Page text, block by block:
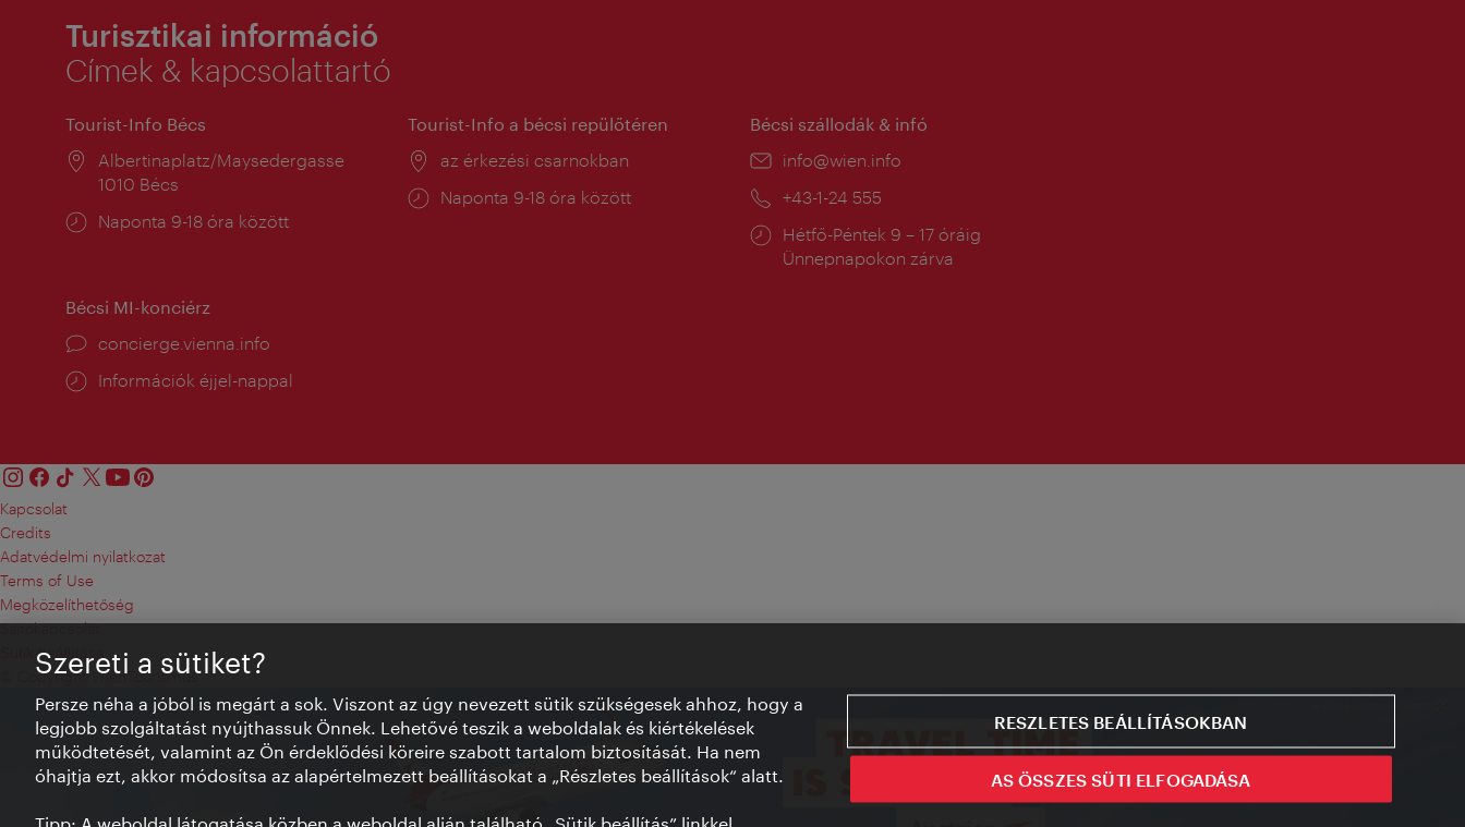
Turisztikai információ
Címek & kapcsolattartó
Tourist-Info Bécs
Helyszín:
Albertinaplatz/Maysedergasse
1010 Bécs
Nyitva
Naponta 9-18 óra között
Tourist-Info a bécsi repülőtéren
Helyszín:
az érkezési csarnokban
Nyitva
Naponta 9-18 óra között
Bécsi szállodák & infó
E-
info@wien.info
Telefon:
+43-1-24 555
Nyitva
tartás:
Hétfő-Péntek 9 – 17 óráig
Ünnepnapokon zárva
Bécsi MI-konciérz
concierge.vienna.info
Információk éjjel-nappal
Kapcsolat
Credits
Adatvédelmi nyilatkozat
Terms of Use
Megközelíthetőség
Sajtókapcsolat
Sütik beállítása
© Copyright WienTourismus
Szereti a sütiket?
Persze néha a jóból is megárt a sok. Viszont az úgy nevezett sütik szükségesek ahhoz, hogy a
legjobb szolgáltatást nyújthassuk Önnek. Lehetővé teszik a weboldalak és kiértékelések
működtetését, valamint az Ön érdeklődési köreire szabott tartalom biztosítását. Ha nem
óhajtja ezt, akkor módosítsa az alapértelmezett beállításokat a „Részletes beállítások“ alatt.
RESZLETES BEÁLLÍTÁSOKBAN
AS ÖSSZES SÜTI ELFOGADÁSA